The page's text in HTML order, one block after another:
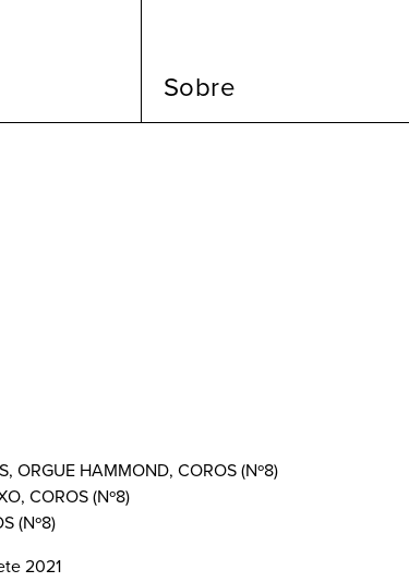
Sobre
ORGUE HAMMOND, COROS (Nº8)
COROS (Nº8)
(Nº8)
2021